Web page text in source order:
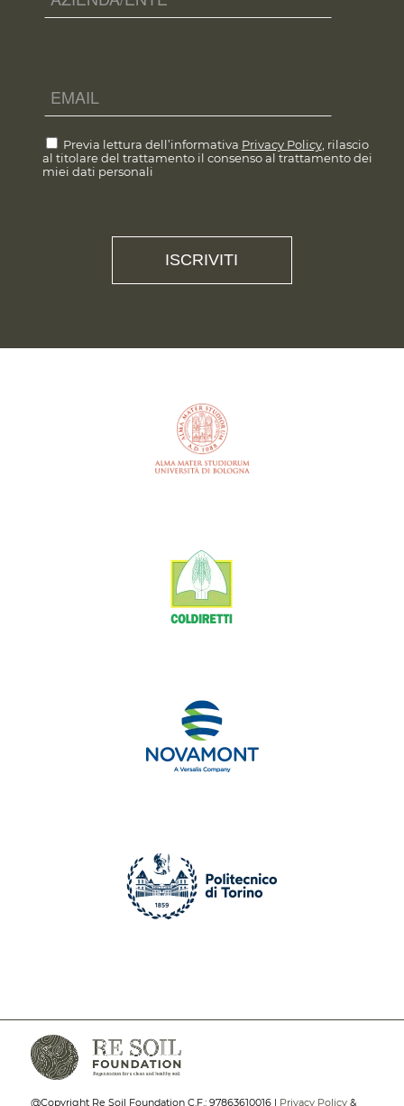
Previa lettura dell’informativa Privacy Policy, rilascio
al titolare del trattamento il consenso al trattamento dei
miei dati personali
@Copyright Re Soil Foundation C.F.: 97863610016 | Privacy Policy&